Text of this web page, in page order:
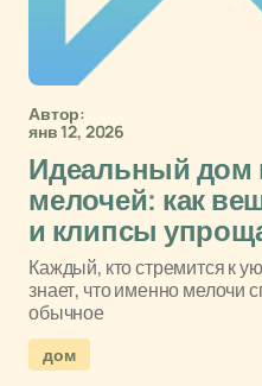
Автор:
янв 12, 2026
Идеальный дом
мелочей: как
и клипсы
Каждый, кто стремится к
знает, что именно мелочи
обычное
дом